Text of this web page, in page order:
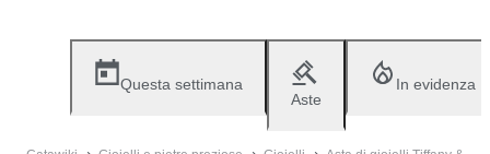
Questa settimana
Aste
In evidenza